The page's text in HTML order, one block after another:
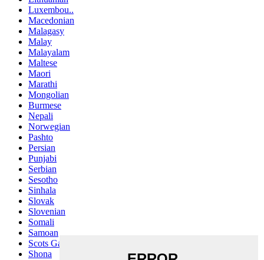
Luxembou..
Macedonian
Malagasy
Malay
Malayalam
Maltese
Maori
Marathi
Mongolian
Burmese
Nepali
Norwegian
Pashto
Persian
Punjabi
Serbian
Sesotho
Sinhala
Slovak
Slovenian
Somali
Samoan
Scots Gaelic
Shona